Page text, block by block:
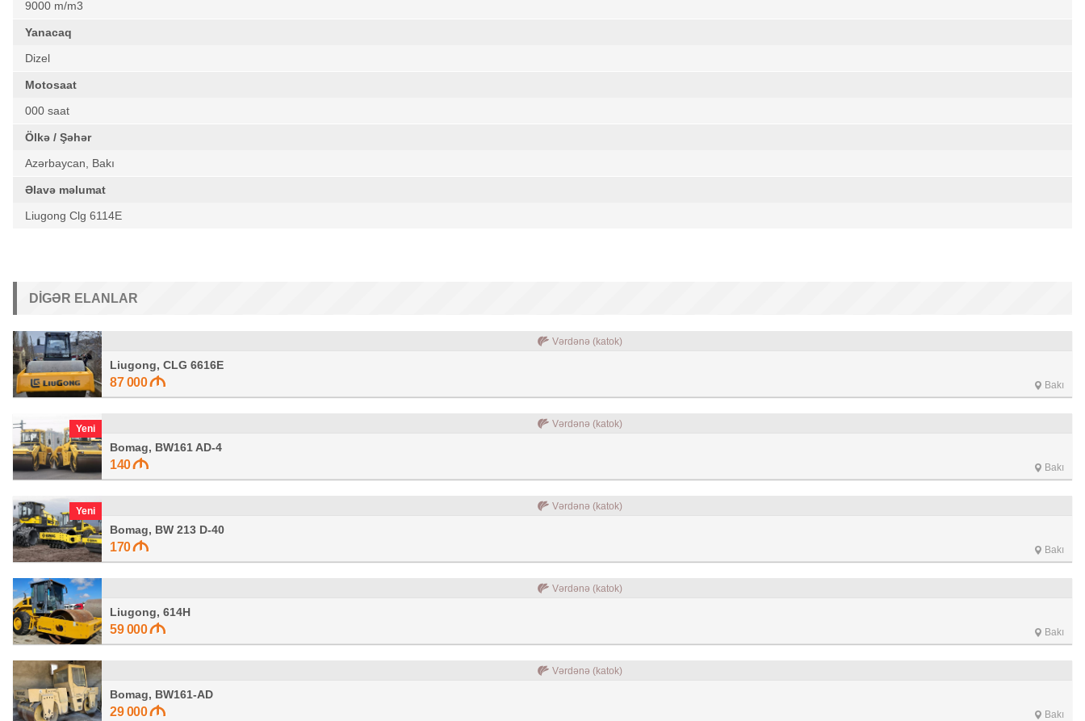
9000 m/m3
Yanacaq
Dizel
Motosaat
000 saat
Ölkə / Şəhər
Azərbaycan, Bakı
Əlavə məlumat
Liugong Clg 6114E
DIGƏR ELANLAR
Vərdənə (katok)
Liugong, CLG 6616E
87 000 Bakı
Yeni Vərdənə (katok)
Bomag, BW161 AD-4
140 Bakı
Yeni Vərdənə (katok)
Bomag, BW 213 D-40
170 Bakı
Vərdənə (katok)
Liugong, 614H
59 000 Bakı
Vərdənə (katok)
Bomag, BW161-AD
29 000 Bakı